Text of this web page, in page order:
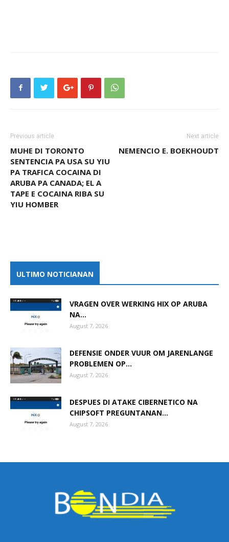
Previous article
MUHE DI TORONTO
SENTENCIA PA USA SU YIU
PA TRAFICA COCAINA DI
ARUBA PA CANADA; EL A
TAPE E COCAINA RIBA SU
YIU HOMBER
Next article
NEMENCIO E. BOEKHOUDT
ULTIMO NOTICIANAN
VRAGEN OVER WERKING HIX OP ARUBA
NA...
August 7, 2026
DEFENSIE ONDER VUUR OM JARENLANGE
PROBLEMEN OP...
August 7, 2026
DESPUES DI ATAKE CIBERNETICO NA
CHIPSOFT PREGUNTANAN...
August 7, 2026